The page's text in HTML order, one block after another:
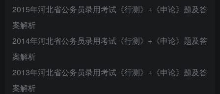
2015年河北省公务员录用考试《行测》+《申论》题及答
案解析
2014年河北省公务员录用考试《行测》+《申论》题及答
案解析
2013年河北省公务员录用考试《行测》+《申论》题及答
案解析